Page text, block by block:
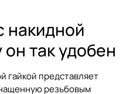
накидной
так удобен
гайкой представляет
резьбовым